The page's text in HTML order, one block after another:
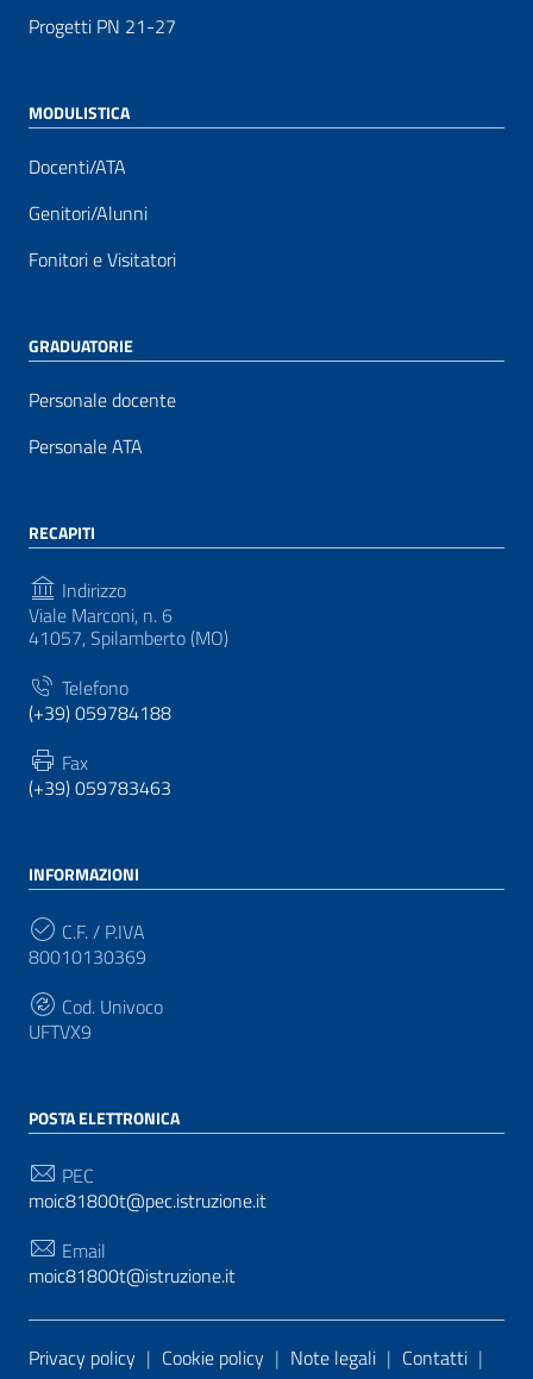
Progetti PN 21-27
MODULISTICA
Docenti/ATA
Genitori/Alunni
Fonitori e Visitatori
GRADUATORIE
Personale docente
Personale ATA
RECAPITI
Indirizzo
Viale Marconi, n. 6
41057, Spilamberto (MO)
Telefono
(+39) 059784188
Fax
(+39) 059783463
INFORMAZIONI
C.F. / P.IVA
80010130369
Cod. Univoco
UFTVX9
POSTA ELETTRONICA
PEC
moic81800t@pec.istruzione.it
Email
moic81800t@istruzione.it
Sezione Link Utili
Privacy policy | Cookie policy | Note legali | Contatti |